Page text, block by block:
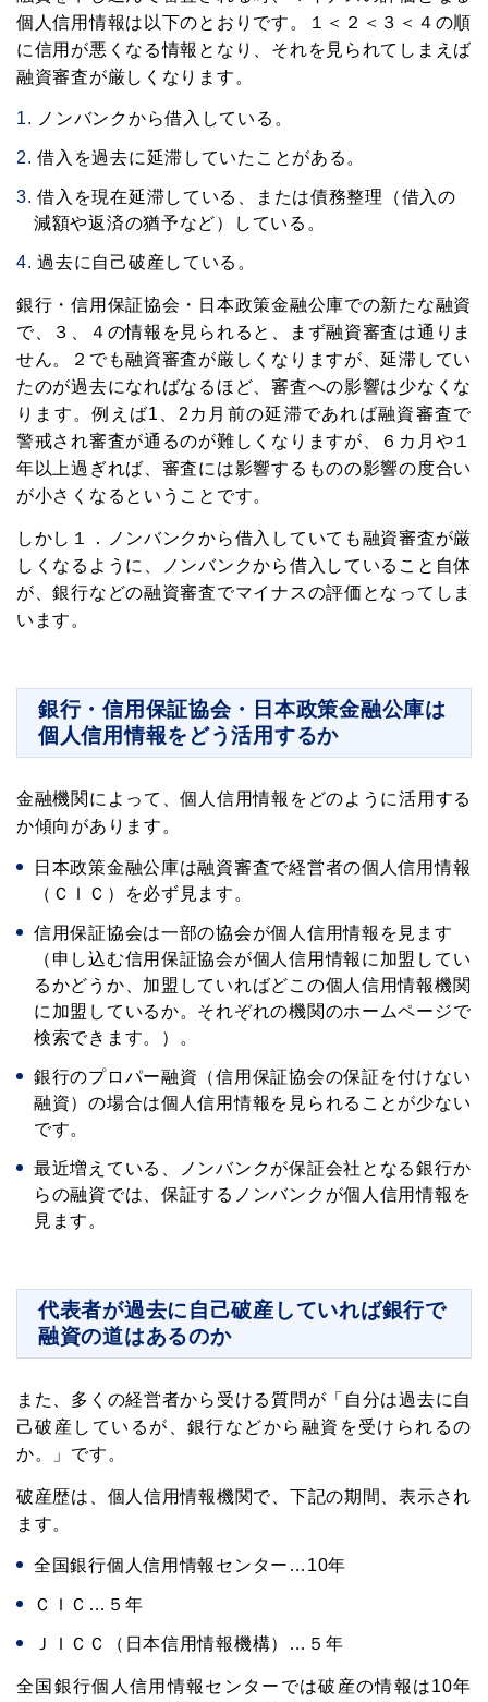
個人信用情報は以下のとおりです。１＜２＜３＜４の順
に信用が悪くなる情報となり、それを見られてしまえば
融資審査が厳しくなります。
ノンバンクから借入している。
借入を過去に延滞していたことがある。
借入を現在延滞している、または債務整理（借入の
減額や返済の猶予など）している。
過去に自己破産している。
銀行・信用保証協会・日本政策金融公庫での新たな融資
で、３、４の情報を見られると、まず融資審査は通りま
せん。２でも融資審査が厳しくなりますが、延滞してい
たのが過去になればなるほど、審査への影響は少なくな
ります。例えば1、2カ月前の延滞であれば融資審査で
警戒され審査が通るのが難しくなりますが、６カ月や１
年以上過ぎれば、審査には影響するものの影響の度合い
が小さくなるということです。
しかし１．ノンバンクから借入していても融資審査が厳
しくなるように、ノンバンクから借入していること自体
が、銀行などの融資審査でマイナスの評価となってしま
います。
銀行・信用保証協会・日本政策金融公庫は
個人信用情報をどう活用するか
金融機関によって、個人信用情報をどのように活用する
か傾向があります。
日本政策金融公庫は融資審査で経営者の個人信用情報
（ＣＩＣ）を必ず見ます。
信用保証協会は一部の協会が個人信用情報を見ます
（申し込む信用保証協会が個人信用情報に加盟してい
るかどうか、加盟していればどこの個人信用情報機関
に加盟しているか。それぞれの機関のホームページで
検索できます。）。
銀行のプロパー融資（信用保証協会の保証を付けない
融資）の場合は個人信用情報を見られることが少ない
です。
最近増えている、ノンバンクが保証会社となる銀行か
らの融資では、保証するノンバンクが個人信用情報を
見ます。
代表者が過去に自己破産していれば銀行で
融資の道はあるのか
また、多くの経営者から受ける質問が「自分は過去に自
己破産しているが、銀行などから融資を受けられるの
か。」です。
破産歴は、個人信用情報機関で、下記の期間、表示され
ます。
全国銀行個人信用情報センター…10年
ＣＩＣ…５年
ＪＩＣＣ（日本信用情報機構）…５年
全国銀行個人信用情報センターでは破産の情報は10年